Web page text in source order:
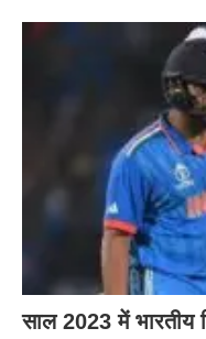
साल 2023 में भारतीय